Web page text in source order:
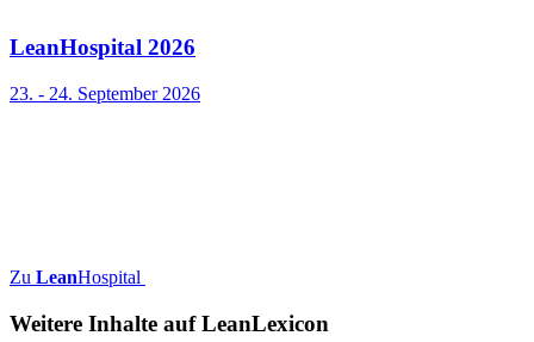
LeanHospital 2026
23. - 24. September 2026
Zu LeanHospital
Weitere Inhalte aufLeanLexicon